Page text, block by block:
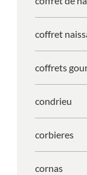
coffret
coffrets
condrieu
corbieres
cornas